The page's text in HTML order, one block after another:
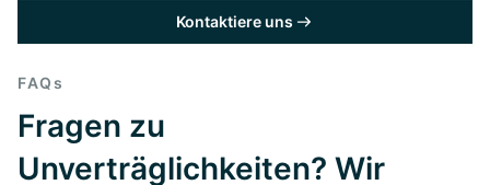
Kontaktiere uns
FAQs
Fragen zu
Unverträglichkeiten? Wir